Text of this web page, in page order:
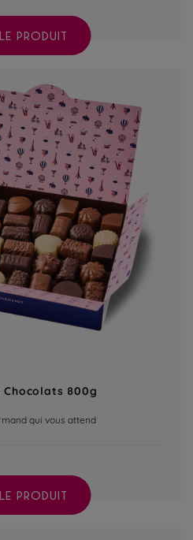
PRODUIT
800g
qui vous attend
PRODUIT